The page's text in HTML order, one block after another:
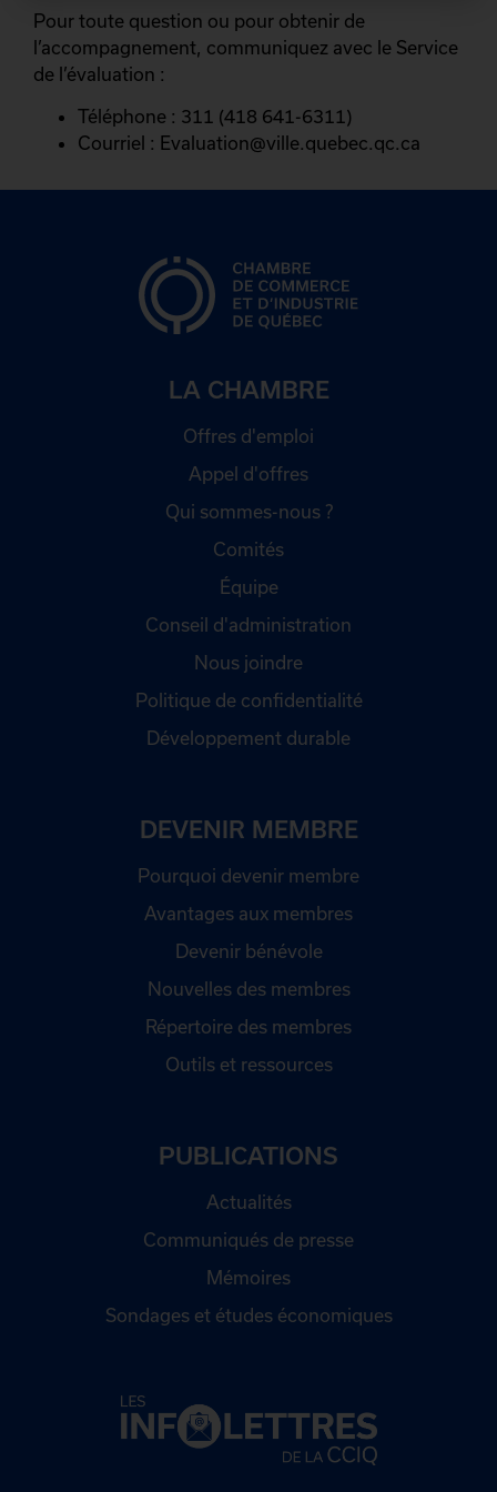
Pour toute question ou pour obtenir de
l’accompagnement, communiquez avec le Service
de l’évaluation :
Téléphone : 311 (418 641-6311)
Courriel : Evaluation@ville.quebec.qc.ca
LA CHAMBRE
Offres d'emploi
Appel d'offres
Qui sommes-nous ?
Comités
Équipe
Conseil d'administration
Nous joindre
Politique de confidentialité
Développement durable
DEVENIR MEMBRE
Pourquoi devenir membre
Avantages aux membres
Devenir bénévole
Nouvelles des membres
Répertoire des membres
Outils et ressources
PUBLICATIONS
Actualités
Communiqués de presse
Mémoires
Sondages et études économiques